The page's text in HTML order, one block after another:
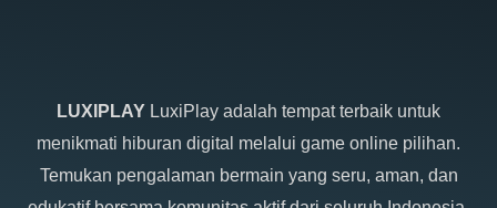
LUXIPLAY LuxiPlay adalah tempat terbaik untuk
menikmati hiburan digital melalui game online pilihan.
Temukan pengalaman bermain yang seru, aman, dan